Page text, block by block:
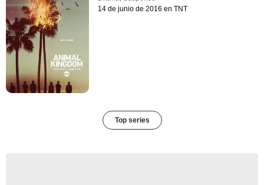
14 de junio de 2016 en TNT
Top series